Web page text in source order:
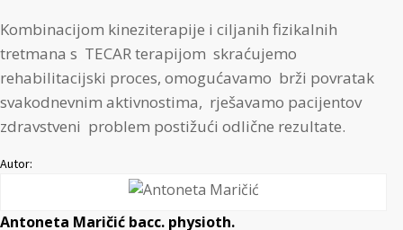
Kombinacijom kineziterapije i ciljanih fizikalnih
tretmana s TECAR terapijom skraćujemo
rehabilitacijski proces, omogućavamo brži povratak
svakodnevnim aktivnostima, rješavamo pacijentov
zdravstveni problem postižući odlične rezultate.
Autor:
Antoneta Maričić bacc. physioth.